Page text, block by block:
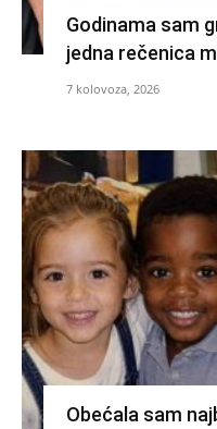
Godinama sam
jedna rečenica
7 kolovoza, 2026
Obećala sam